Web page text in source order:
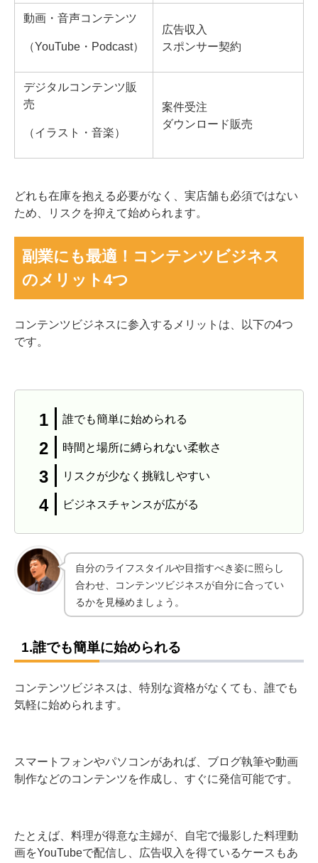
動画・音声コンテンツ
（YouTube・Podcast）
広告収入
スポンサー契約
デジタルコンテンツ販
売
（イラスト・音楽）
案件受注
ダウンロード販売
どれも在庫を抱える必要がなく、実店舗も必須ではない
ため、リスクを抑えて始められます。
副業にも最適！コンテンツビジネス
のメリット4つ
コンテンツビジネスに参入するメリットは、以下の4つ
です。
誰でも簡単に始められる
時間と場所に縛られない柔軟さ
リスクが少なく挑戦しやすい
ビジネスチャンスが広がる
自分のライフスタイルや目指すべき姿に照らし
合わせ、コンテンツビジネスが自分に合ってい
るかを見極めましょう。
1.誰でも簡単に始められる
コンテンツビジネスは、特別な資格がなくても、誰でも
気軽に始められます。
スマートフォンやパソコンがあれば、ブログ執筆や動画
制作などのコンテンツを作成し、すぐに発信可能です。
たとえば、料理が得意な主婦が、自宅で撮影した料理動
画をYouTubeで配信し、広告収入を得ているケースもあ